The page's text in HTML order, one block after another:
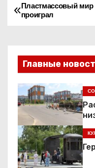
Н
в
и
г
а
ц
и
Пластмассовый мир
проиграл
Главные